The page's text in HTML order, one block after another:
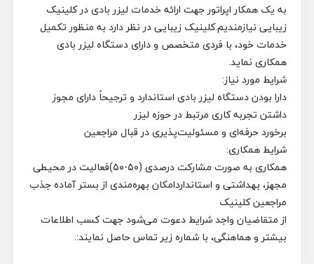
به یک همکار اپراتور جهت ارائه خدمات لیزر بادی در کلینیک
زیبایی نیازمندیم.کلینیک زیبایی در نظر دارد به منظور تکمیل
خدمات خود، با فردی متخصص و دارای دستگاه لیزر بادی
همکاری نماید.
شرایط مورد نیاز:
دارا بودن دستگاه لیزر بادی استاندارد و ترجیحاً دارای مجوز
داشتن تجربه کاری مرتبط در حوزه لیزر
برخورد حرفه‌ای و مسئولیت‌پذیری در قبال مراجعین
شرایط همکاری:
همکاری به صورت مشارکت درصدی (۵۰-۵۰)فعالیت در محیطی
مجهز، بهداشتی و استانداردامکان بهره‌مندی از بستر آماده جذب
مراجعین کلینیک
از متقاضیان واجد شرایط دعوت می‌شود جهت کسب اطلاعات
بیشتر و هماهنگی، با شماره زیر تماس حاصل نمایند:.